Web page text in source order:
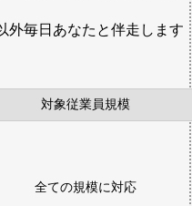
外毎日あなたと伴走します
対象従業員規模
全ての規模に対応